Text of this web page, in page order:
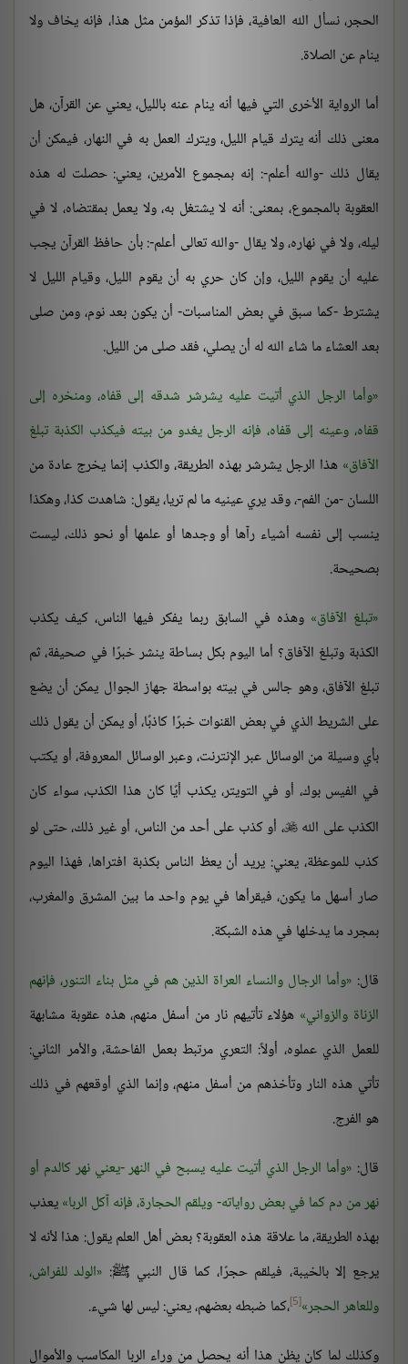
الحجر، نسأل الله العافية، فإذا تذكر المؤمن مثل هذا، فإنه يخاف ولا
ينام عن الصلاة.
أما الرواية الأخرى التي فيها أنه ينام عنه بالليل، يعني عن القرآن، هل
معنى ذلك أنه يترك قيام الليل، ويترك العمل به في النهار، فيمكن أن
يقال ذلك -والله أعلم-: إنه بمجموع الأمرين، يعني: حصلت له هذه
العقوبة بالمجموع، بمعنى: أنه لا يشتغل به، ولا يعمل بمقتضاه، لا في
ليله، ولا في نهاره، ولا يقال -والله تعالى أعلم-: بأن حافظ القرآن يجب
عليه أن يقوم الليل، وإن كان حري به أن يقوم الليل، وقيام الليل لا
يشترط -كما سبق في بعض المناسبات- أن يكون بعد نوم، ومن صلى
بعد العشاء ما شاء الله له أن يصلي، فقد صلى من الليل.
وأما الرجل الذي أتيت عليه يشرشر شدقه إلى قفاه، ومنخره إلى
قفاه، وعينه إلى قفاه، فإنه الرجل يغدو من بيته فيكذب الكذبة تبلغ
الآفاق هذا الرجل يشرشر بهذه الطريقة، والكذب إنما يخرج عادة من
اللسان -من الفم-، وقد يري عينيه ما لم تريا، يقول: شاهدت كذا، وهكذا
ينسب إلى نفسه أشياء رآها أو وجدها أو علمها أو نحو ذلك، ليست
بصحيحة.
تبلغ الآفاق وهذه في السابق ربما يفكر فيها الناس، كيف يكذب
الكذبة وتبلغ الآفاق؟ أما اليوم بكل بساطة ينشر خبرًا في صحيفة، ثم
تبلغ الآفاق، وهو جالس في بيته بواسطة جهاز الجوال يمكن أن يضع
على الشريط الذي في بعض القنوات خبرًا كاذبًا، أو يمكن أن يقول ذلك
بأي وسيلة من الوسائل عبر الإنترنت، وعبر الوسائل المعروفة، أو يكتب
في الفيس بوك، أو في التويتر، يكذب أيًا كان هذا الكذب، سواء كان
الكذب على الله، أو كذب على أحد من الناس، أو غير ذلك، حتى لو
كذب للموعظة، يعني: يريد أن يعظ الناس بكذبة افتراها، فهذا اليوم
صار أسهل ما يكون، فيقرأها في يوم واحد ما بين المشرق والمغرب،
بمجرد ما يدخلها في هذه الشبكة.
قال: وأما الرجال والنساء العراة الذين هم في مثل بناء التنور، فإنهم
الزناة والزواني هؤلاء تأتيهم نار من أسفل منهم، هذه عقوبة مشابهة
للعمل الذي عملوه، أولاً: التعري مرتبط بعمل الفاحشة، والأمر الثاني:
تأتي هذه النار وتأخذهم من أسفل منهم، وإنما الذي أوقعهم في ذلك
هو الفرج.
قال: وأما الرجل الذي أتيت عليه يسبح في النهر -يعني نهر كالدم أو
نهر من دم كما في بعض رواياته- ويلقم الحجارة، فإنه آكل الربا يعذب
بهذه الطريقة، ما علاقة هذه العقوبة؟ بعض أهل العلم يقول: هذا لأنه لا
يرجع إلا بالخيبة، فيلقم حجرًا، كما قال النبي ﷺ: الولد للفراش،
وللعاهر الحجر [5] ،كما ضبطه بعضهم، يعني: ليس لها شيء.
وكذلك لما كان يظن هذا أنه يحصل من وراء الربا المكاسب والأموال